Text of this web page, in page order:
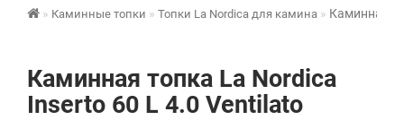
Каминные топки Топки La Nordica для камина Каминная
Каминная топка La Nordica
Inserto 60 L 4.0 Ventilato